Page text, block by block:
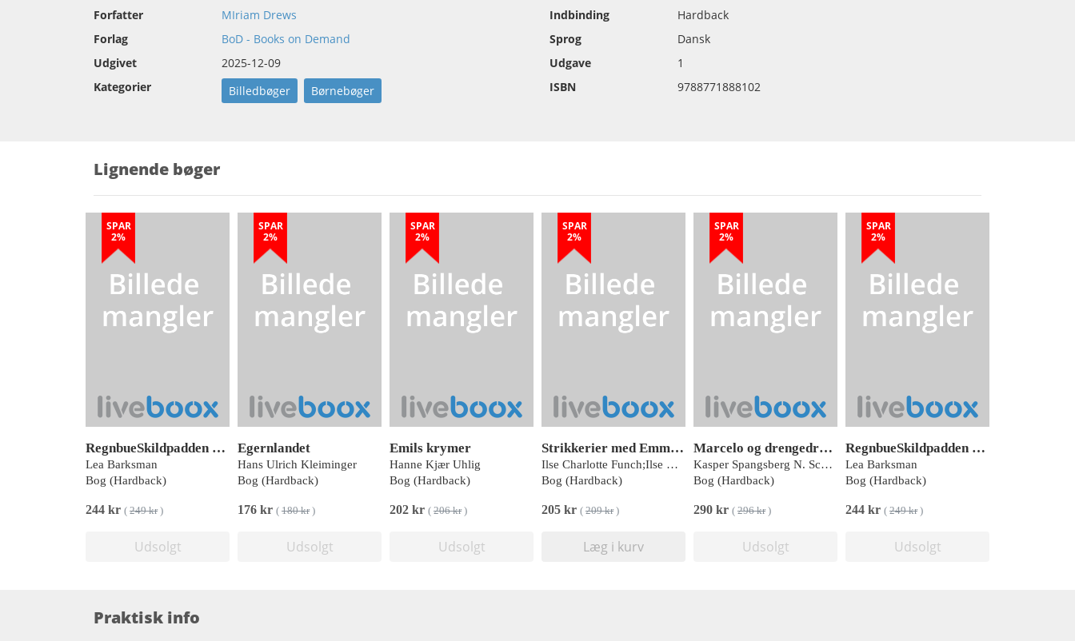
Forfatter
MIriam Drews
Forlag
BoD - Books on Demand
Udgivet
2025-12-09
Kategorier
Billedbøger Børnebøger
Indbinding
Hardback
Sprog
Dansk
Udgave
1
ISBN
9788771888102
Lignende bøger
SPAR
2%
RegnbueSkildpadden og Glædens Træ
Lea Barksman
Bog (Hardback)
244 kr ( 249 kr)
Udsolgt
SPAR
2%
Egernlandet
Hans Ulrich Kleiminger
Bog (Hardback)
176 kr ( 180 kr)
Udsolgt
SPAR
2%
Emils krymer
Hanne Kjær Uhlig
Bog (Hardback)
202 kr ( 206 kr)
Udsolgt
SPAR
2%
Strikkerier med Emma og Emmy
Ilse Charlotte Funch;Ilse Charlotte Funch
Bog (Hardback)
205 kr ( 209 kr)
Læg i kurv
SPAR
2%
Marcelo og drengedrømmen
Kasper Spangsberg N. Schmidt Blak
Bog (Hardback)
290 kr ( 296 kr)
Udsolgt
SPAR
2%
RegnbueSkildpadden og Skyggernes Land
Lea Barksman
Bog (Hardback)
244 kr ( 249 kr)
Udsolgt
Praktisk info